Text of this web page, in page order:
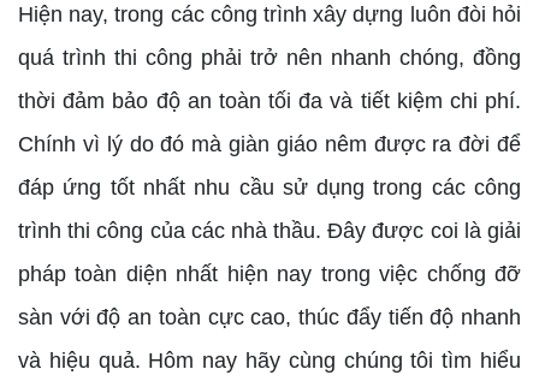
Hiện nay, trong các công trình xây dựng luôn đòi hỏi
quá trình thi công phải trở nên nhanh chóng, đồng
thời đảm bảo độ an toàn tối đa và tiết kiệm chi phí.
Chính vì lý do đó mà giàn giáo nêm được ra đời để
đáp ứng tốt nhất nhu cầu sử dụng trong các công
trình thi công của các nhà thầu. Đây được coi là giải
pháp toàn diện nhất hiện nay trong việc chống đỡ
sàn với độ an toàn cực cao, thúc đẩy tiến độ nhanh
và hiệu quả. Hôm nay hãy cùng chúng tôi tìm hiểu